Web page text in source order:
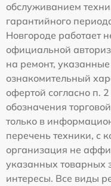
обслуживанием
гарантийного
Новгороде работает
официальной
на ремонт,
ознакомительный
офертой согласно п.
обозначения
только в
перечень техники, с
организация не
указанных товарных
интересы. Все виды